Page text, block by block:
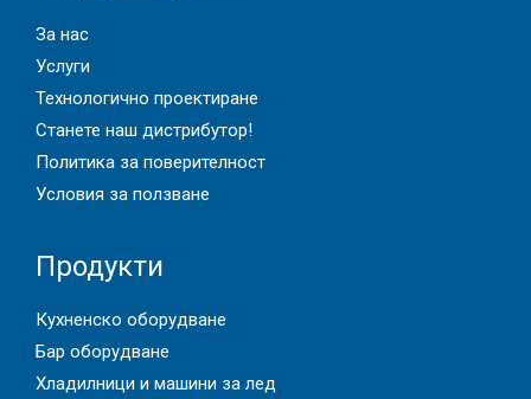
За нас
Услуги
Технологично проектиране
Станете наш дистрибутор!
Политика за поверителност
Условия за ползване
Продукти
Кухненско оборудване
Бар оборудване
Хладилници и машини за лед